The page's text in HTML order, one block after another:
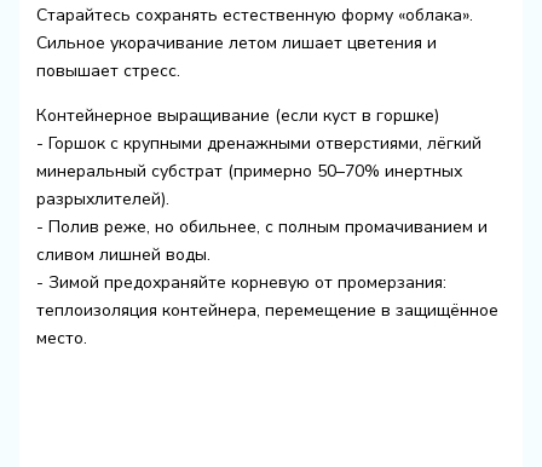
Старайтесь сохранять естественную форму «облака».
Сильное укорачивание летом лишает цветения и
повышает стресс.
Контейнерное выращивание (если куст в горшке)
- Горшок с крупными дренажными отверстиями, лёгкий
минеральный субстрат (примерно 50–70% инертных
разрыхлителей).
- Полив реже, но обильнее, с полным промачиванием и
сливом лишней воды.
- Зимой предохраняйте корневую от промерзания:
теплоизоляция контейнера, перемещение в защищённое
место.